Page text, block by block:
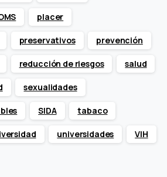
placer
preservativos prevención
reducción de riesgos salud
sexualidades
SIDA tabaco
universidades VIH